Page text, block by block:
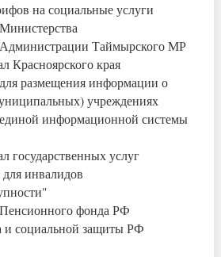
на социальные услуги
Таймырского МР
Красноярского края
размещения информации о
учреждениях
информационной системы
государственных услуг
инвалидов
фонда РФ
и социальной защиты РФ